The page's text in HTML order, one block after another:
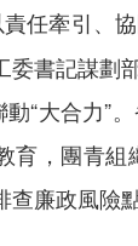
任牽引、
書記謀
“大合力”
，團青
廉政風